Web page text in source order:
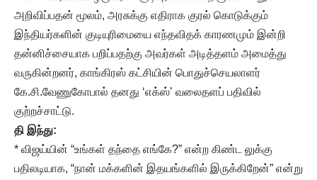
அறிவிப்பதன் மூலம், அரசுக்கு எதிராக குரல் கொடுக்கும்
இந்தியர்களின் குடியுரிமையை எந்தவிதக் காரணமும் இன்றி
தன்னிச்சையாக பறிப்பதற்கு அவர்கள் அடித்தளம் அமைத்து
வருகின்றனர், காங்கிரஸ் கட்சியின் பொதுச்செயலாளர்
கே.சி.வேணுகோபால் தனது ‘எக்ஸ்’ வலைதளப் பதிவில்
குற்றச்சாட்டு.
தி இந்து:
* விஜய்யின் “உங்கள் தந்தை எங்கே?” என்ற கிண்ட லுக்கு
பதிலடியாக, “நான் மக்களின் இதயங்களில் இருக்கிறேன்” என்று